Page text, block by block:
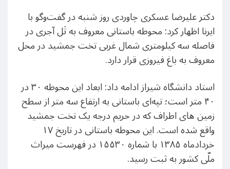
دکتر علیرضا عسکری چاوردی روز شنبه در گفت‌وگو با
ایرنا اظهار کرد: محوطه باستانی معروف به تَل آجری در
فاصله سه کیلومتری شمال غربی تخت جمشید در محل
معروف به باغ فیروزی قرار دارد.
استاد دانشگاه شیراز ادامه داد: ابعاد این محوطه ۳۰ در
۴۰ متر است؛ تپه‌ای باستانی به ارتفاع سه متر از سطح
زمین های اطراف که در حریم درجه یک تخت جمشید
واقع شده است. این محوطه باستانی در تاریخ ۱۷
خردادماه ۱۳۸۵ با شماره ۱۵۵۳۰ در فهرست میراث
ملّی کشور به ثبت رسید.